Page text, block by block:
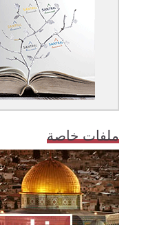
ملفات خاصة